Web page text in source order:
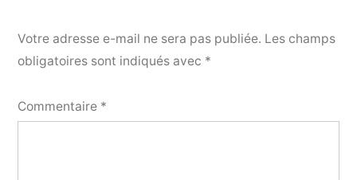
Votre adresse e-mail ne sera pas publiée. Les champs
obligatoires sont indiqués avec *
Commentaire *